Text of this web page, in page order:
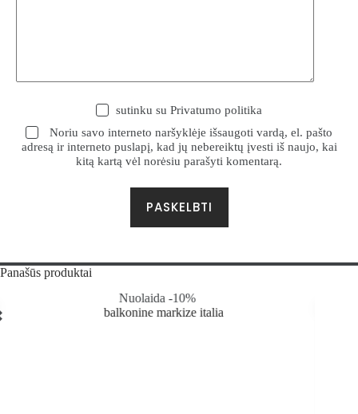
sutinku suPrivatumo politika
Noriu savo interneto naršyklėje išsaugoti vardą, el. pašto
adresą ir interneto puslapį, kad jų nebereiktų įvesti iš naujo, kai
kitą kartą vėl norėsiu parašyti komentarą.
PASKELBTI
Panašūs produktai